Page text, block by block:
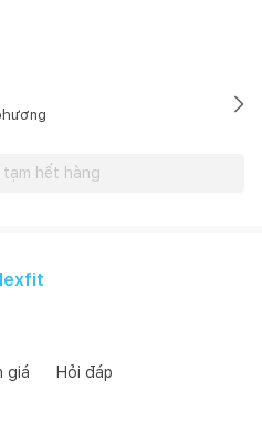
tạm hết hàng
giá Hỏi đáp